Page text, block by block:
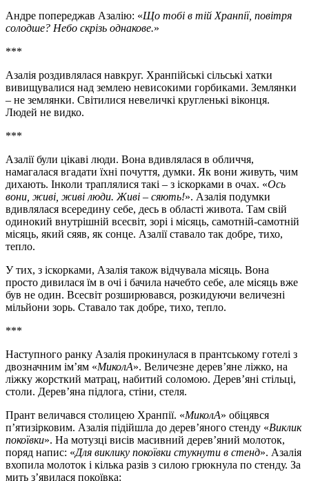
Андре попереджав Азалію: «Що тобі в тій Хранпії, повітря
солодше? Небо скрізь однакове.»
***
Азалія роздивлялася навкруг. Хранпійські сільські хатки
вивищувалися над землею невисокими горбиками. Землянки
– не землянки. Світилися невеличкі кругленькі віконця.
Людей не видко.
***
Азалії були цікаві люди. Вона вдивлялася в обличчя,
намагалася вгадати їхні почуття, думки. Як вони живуть, чим
дихають. Інколи траплялися такі – з іскорками в очах. «Ось
вони, живі, живі люди. Живі – сяють!». Азалія подумки
вдивлялася всередину себе, десь в області живота. Там свій
одинокий внутрішній всесвіт, зорі і місяць, самотній-самотній
місяць, який сяяв, як сонце. Азалії ставало так добре, тихо,
тепло.
У тих, з іскорками, Азалія також відчувала місяць. Вона
просто дивилася їм в очі і бачила начебто себе, але місяць вже
був не один. Всесвіт розширювався, розкидуючи величезні
мільйони зорь. Ставало так добре, тихо, тепло.
***
Наступного ранку Азалія прокинулася в прантському готелі з
двозначним ім’ям «МиколА». Величезне дерев’яне ліжко, на
ліжку жорсткий матрац, набитий соломою. Дерев’яні стільці,
столи. Дерев’яна підлога, стіни, стеля.
Прант величався столицею Хранпії. «МиколА» обіцявся
п’ятизірковим. Азалія підійшла до дерев’яного стенду «Виклик
покоївки». На мотузці висів масивний дерев’яний молоток,
поряд напис: «Для виклику покоївки стукнути в стенд». Азалія
вхопила молоток і кілька разів з силою грюкнула по стенду. За
мить з’явилася покоївка: